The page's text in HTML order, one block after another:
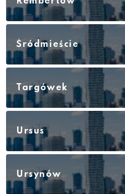
Śródmieście
Targówek
Ursus
Ursynów